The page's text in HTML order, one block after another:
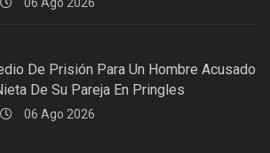
06 Ago 2026
De Prisión Para Un Hombre Acusado
De Su Pareja En Pringles
06 Ago 2026